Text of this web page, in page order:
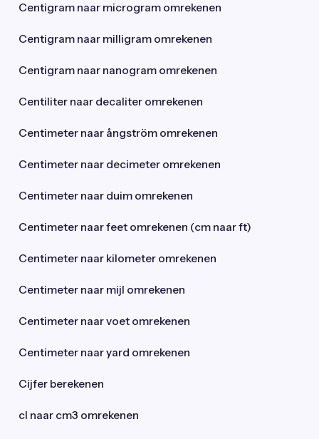
Centigram naar microgram omrekenen
Centigram naar milligram omrekenen
Centigram naar nanogram omrekenen
Centiliter naar decaliter omrekenen
Centimeter naar ångström omrekenen
Centimeter naar decimeter omrekenen
Centimeter naar duim omrekenen
Centimeter naar feet omrekenen (cm naar ft)
Centimeter naar kilometer omrekenen
Centimeter naar mijl omrekenen
Centimeter naar voet omrekenen
Centimeter naar yard omrekenen
Cijfer berekenen
cl naar cm3 omrekenen